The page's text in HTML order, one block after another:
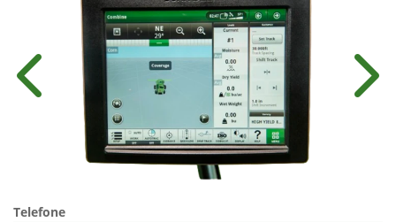
Anterior
Telefone